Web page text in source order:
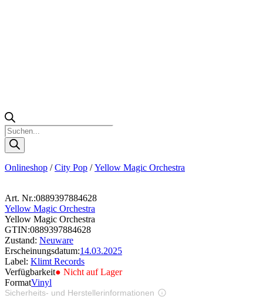
Products
search
Onlineshop /City Pop /Yellow Magic Orchestra
Art. Nr.:0889397884628
Yellow Magic Orchestra
Yellow Magic Orchestra
GTIN:0889397884628
Zustand: Neuware
Erscheinungsdatum:14.03.2025
Label: Klimt Records
Verfügbarkeit● Nicht auf Lager
FormatVinyl
Sicherheits- und Herstellerinformationen